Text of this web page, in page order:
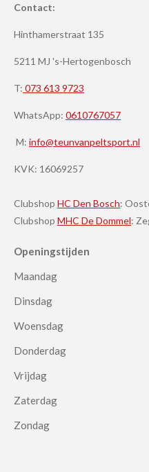
Contact:
Hinthamerstraat 135
5211 MJ 's-Hertogenbosch
T: 073 613 9723
WhatsApp: 0610767057
M: info@teunvanpeltsport.nl
KVK: 16069257
Clubshop HC Den Bosch:
Clubshop MHC De Dommel:
Openingstijden
Maandag
Dinsdag
Woensdag
Donderdag
Vrijdag
Zaterdag
Zondag